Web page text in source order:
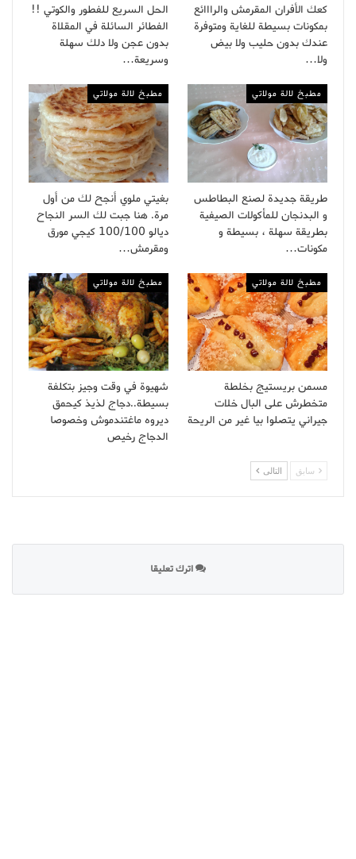
كعك الأفران المقرمش والرااائع
بمكونات بسيطة للغاية ومتوفرة
عندك بدون حليب ولا بيض
ولا…
الحل السريع للفطور والكوتي !!
الفطائر السائلة في المقلاة
بدون عجن ولا دلك سهلة
وسريعة…
مطبخ لالة مولاتي
طريقة جديدة لصنع البطاطس
و البدنجان للمأكولات الصيفية
بطريقة سهلة ، بسيطة و
مكونات…
مطبخ لالة مولاتي
بغيتي ملوي أنجح لك من أول
مرة. هنا جبت لك السر النجاح
ديالو 100/100 كيجي مورق
ومقرمش…
مطبخ لالة مولاتي
مسمن بريستيج بخلطة
متخطرش على البال خلات
جيراني يتصلوا بيا غير من الريحة
مطبخ لالة مولاتي
شهيوة في وقت وجيز بتكلفة
بسيطة..دجاج لذيذ كيحمق
ديروه ماغتندموش وخصوصا
الدجاج رخيص
سابق التالى
اترك تعليقا